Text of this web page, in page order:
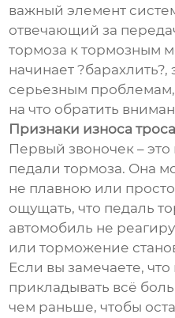
важный элемент
отвечающий за
тормоза к тормозным
начинает
серьезным проблемам,
на что обратить
Признаки износа
Первый звоночек –
педали тормоза. Она
не плавною или
ощущать, что педаль
автомобиль не
или торможение
Если вы замечаете,
прикладывать всё
чем раньше, чтобы